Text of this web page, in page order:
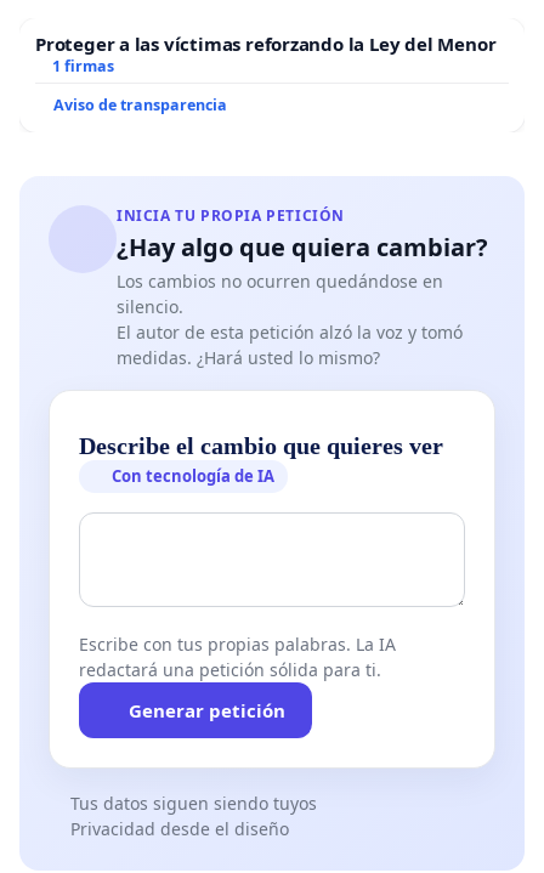
Proteger a las víctimas reforzando la Ley del Menor
1 firmas
Aviso de transparencia
INICIA TU PROPIA PETICIÓN
¿Hay algo que quiera cambiar?
Los cambios no ocurren quedándose en
silencio.
El autor de esta petición alzó la voz y tomó
medidas. ¿Hará usted lo mismo?
Describe el cambio que quieres ver
Con tecnología de IA
Escribe con tus propias palabras. La IA
redactará una petición sólida para ti.
Generar petición
Tus datos siguen siendo tuyos
Privacidad desde el diseño